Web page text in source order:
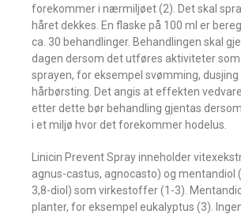
forekommer i nærmiljøet (2). Det skal
håret dekkes. En flaske på 100 ml er
ca. 30 behandlinger. Behandlingen skal
dagen dersom det utføres aktiviteter
sprayen, for eksempel svømming,
hårbørsting. Det angis at effekten
etter dette bør behandling gjentas
i et miljø hvor det forekommer hodelus.
Linicin Prevent Spray inneholder
agnus-castus, agnocasto) og mentandiol
3,8-diol) som virkestoffer (1-3).
planter, for eksempel eukalyptus (3).